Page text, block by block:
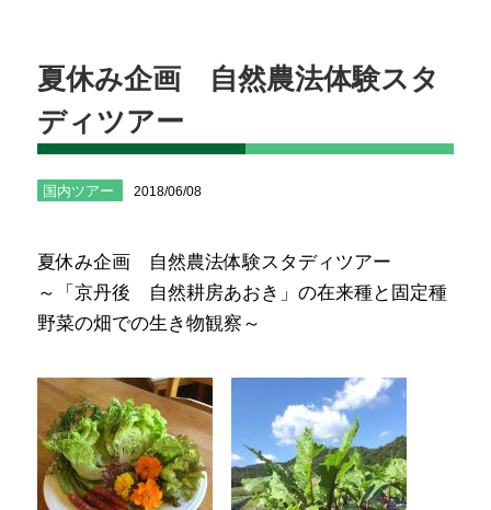
夏休み企画 自然農法体験スタ
ディツアー
国内ツアー 2018/06/08
夏休み企画 自然農法体験スタディツアー
～「京丹後 自然耕房あおき」の在来種と固定種
野菜の畑での生き物観察～